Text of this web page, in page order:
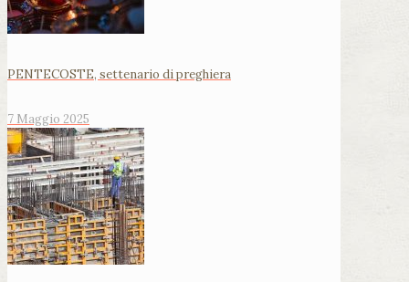
PENTECOSTE, settenario di preghiera
7 Maggio 2025